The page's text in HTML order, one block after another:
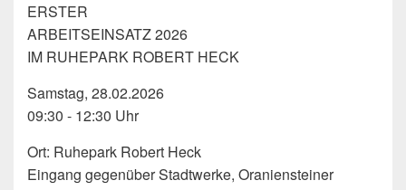
ERSTER
ARBEITSEINSATZ 2026
IM RUHEPARK ROBERT HECK
Samstag, 28.02.2026
09:30 - 12:30 Uhr
Ort: Ruhepark Robert Heck
Eingang gegenüber Stadtwerke, Oraniensteiner